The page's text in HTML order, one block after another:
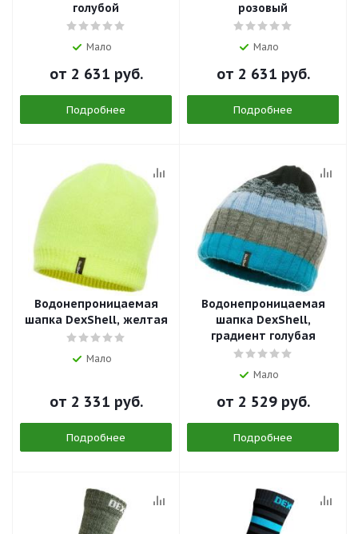
голубой
Мало
от 2 631 руб.
Подробнее
розовый
Мало
от 2 631 руб.
Подробнее
Водонепроницаемая
шапка DexShell, желтая
Мало
от 2 331 руб.
Подробнее
Водонепроницаемая
шапка DexShell,
градиент голубая
Мало
от 2 529 руб.
Подробнее